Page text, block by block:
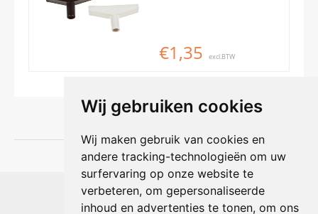
Wij gebruiken cookies
Wij maken gebruik van cookies en
andere tracking-technologieën om uw
surfervaring op onze website te
verbeteren, om gepersonaliseerde
inhoud en advertenties te tonen, om ons
€1,35 excl.BTW
Shophouse online
Max Planckstraat 4